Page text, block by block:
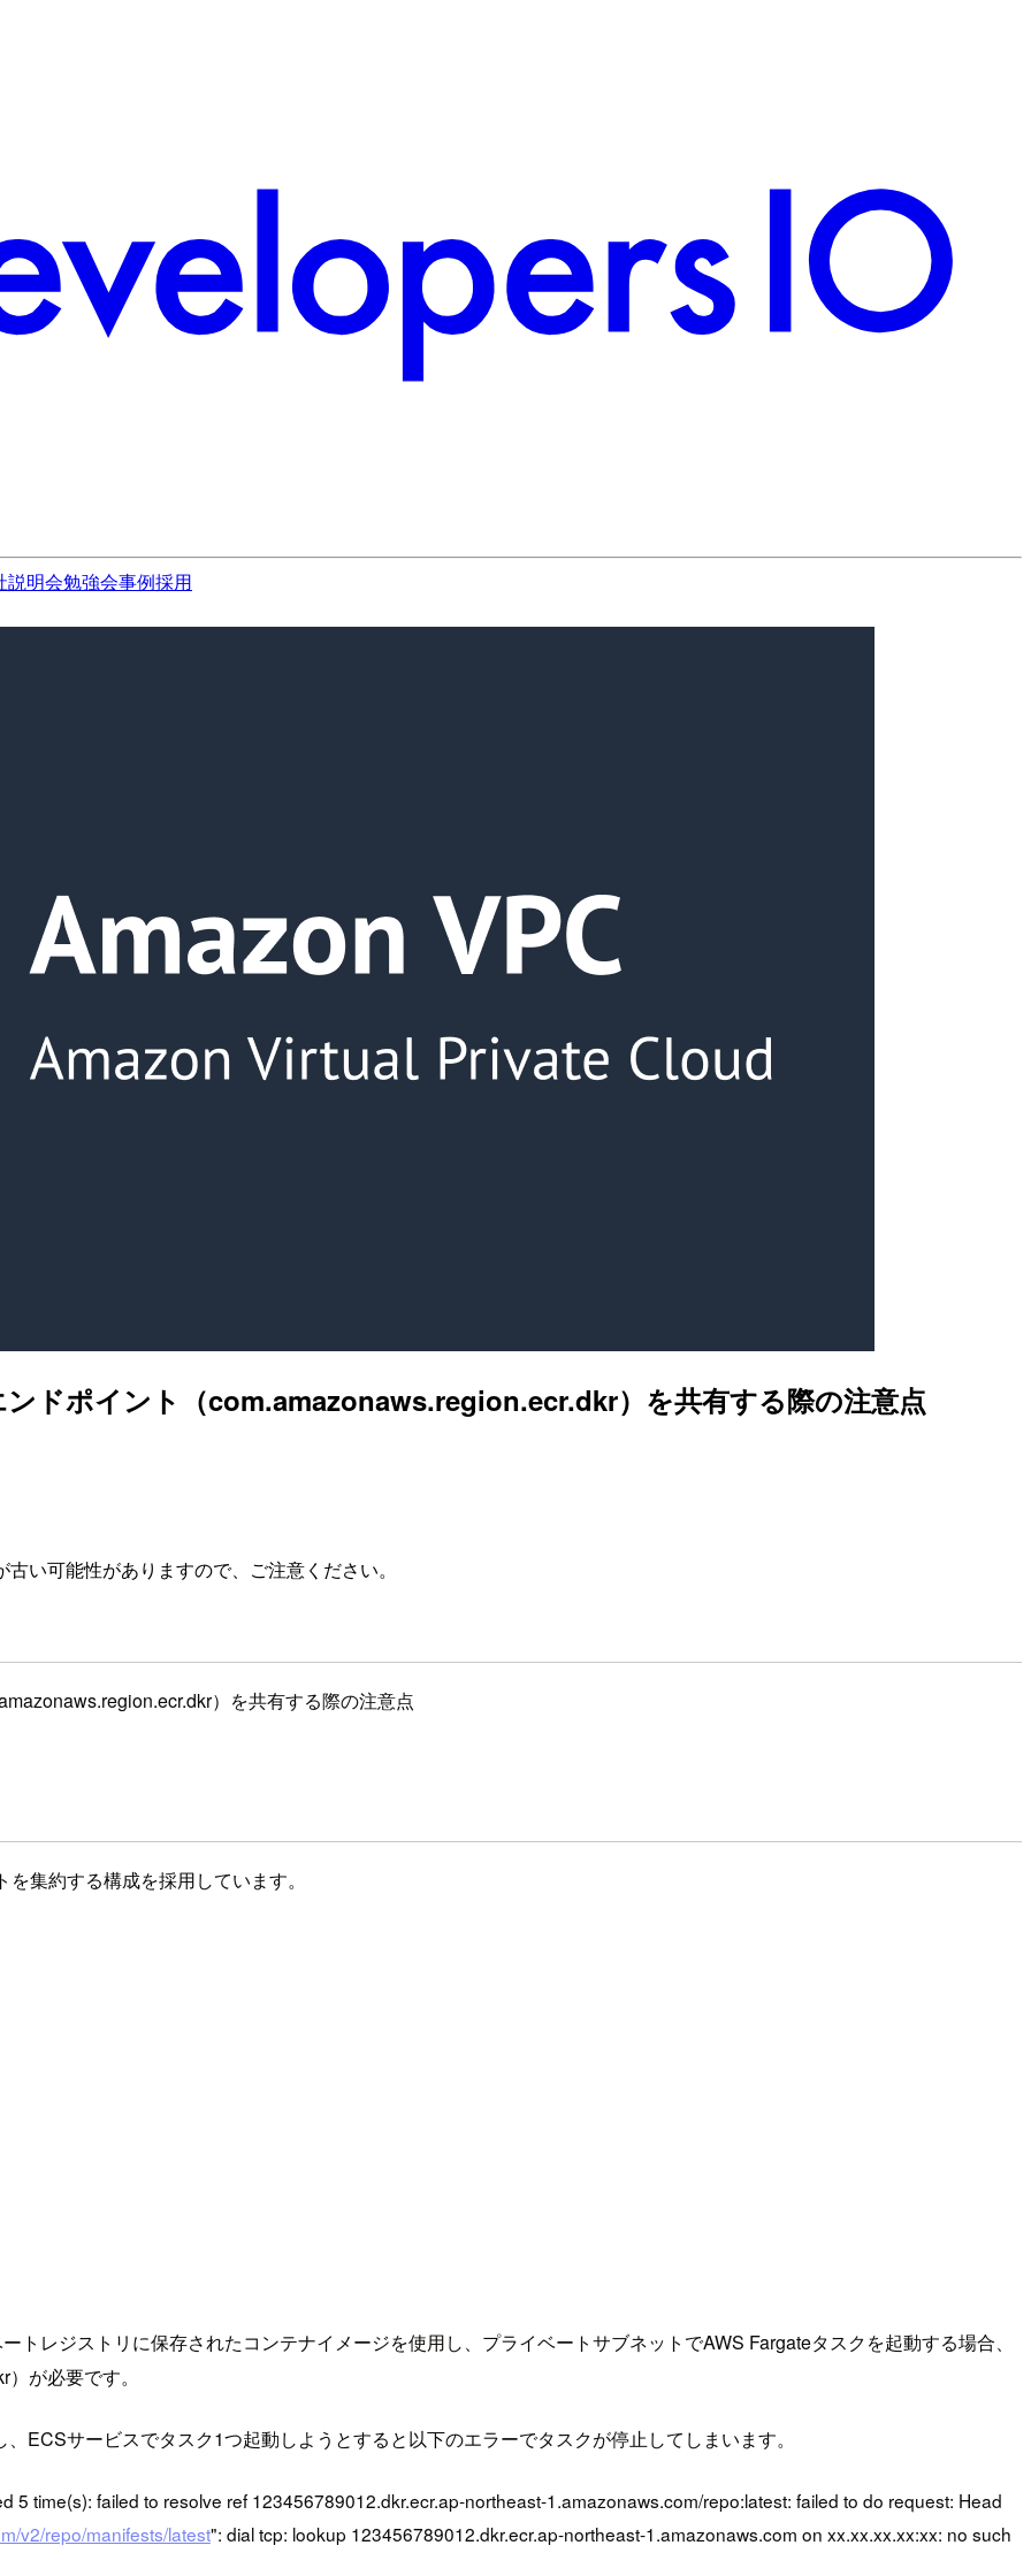
説明会勉強会事例採用
ドポイント（com.amazonaws.region.ecr.dkr）を共有する際の注意点
い可能性がありますので、ご注意ください。
）を共有する際の注意点
集約する構成を採用しています。
レジストリに保存されたコンテナイメージを使用し、プライベートサブネットでAWS Fargateタスクを起動する場合、
が必要です。
、ECSサービスでタスク1つ起動しようとすると以下のエラーでタスクが停止してしまいます。
5 time(s): failed to resolve ref 123456789012.dkr.ecr.ap-northeast-1.amazonaws.com/repo:latest: failed to do request: Head
v2/repo/manifests/latest": dial tcp: lookup 123456789012.dkr.ecr.ap-northeast-1.amazonaws.com on xx.xx.xx.xx:xx: no such